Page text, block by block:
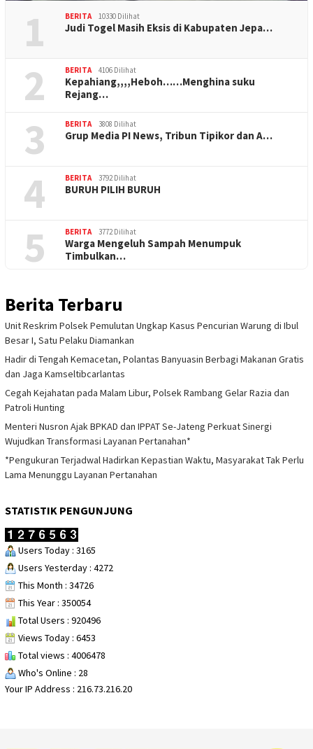
1 BERITA 10330 Dilihat
Judi Togel Masih Eksis di Kabupaten Jepa…
2 BERITA 4106 Dilihat
Kepahiang,,,,Heboh……Menghina suku
Rejang…
3 BERITA 3808 Dilihat
Grup Media PI News, Tribun Tipikor dan A…
4 BERITA 3792 Dilihat
BURUH PILIH BURUH
5 BERITA 3772 Dilihat
Warga Mengeluh Sampah Menumpuk
Timbulkan…
Berita Terbaru
Unit Reskrim Polsek Pemulutan Ungkap Kasus Pencurian Warung di Ibul
Besar I, Satu Pelaku Diamankan
Hadir di Tengah Kemacetan, Polantas Banyuasin Berbagi Makanan Gratis
dan Jaga Kamseltibcarlantas
Cegah Kejahatan pada Malam Libur, Polsek Rambang Gelar Razia dan
Patroli Hunting
Menteri Nusron Ajak BPKAD dan IPPAT Se-Jateng Perkuat Sinergi
Wujudkan Transformasi Layanan Pertanahan*
*Pengukuran Terjadwal Hadirkan Kepastian Waktu, Masyarakat Tak Perlu
Lama Menunggu Layanan Pertanahan
STATISTIK PENGUNJUNG
Users Today : 3165
Users Yesterday : 4272
This Month : 34726
This Year : 350054
Total Users : 920496
Views Today : 6453
Total views : 4006478
Who's Online : 28
Your IP Address : 216.73.216.20